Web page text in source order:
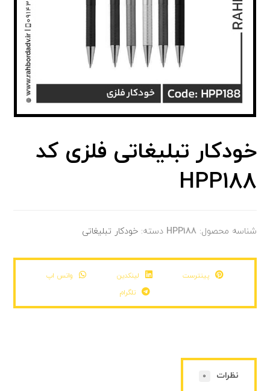
خودکار تبلیغاتی فلزی کد
HPP188
شناسه محصول: HPP188 دسته:خودکار تبلیغاتی
پینترست لینکدین
واتس اپ
تلگرام
نظرات 0